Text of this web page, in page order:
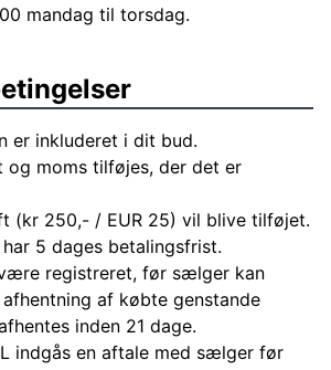
mandag til torsdag.
er inkluderet i dit bud.
og moms tilføjes, der det er
(kr 250,- / EUR 25) vil blive tilføjet.
5 dages betalingsfrist.
registreret, før sælger kan
af købte genstande
inden 21 dage.
indgås en aftale med sælger før